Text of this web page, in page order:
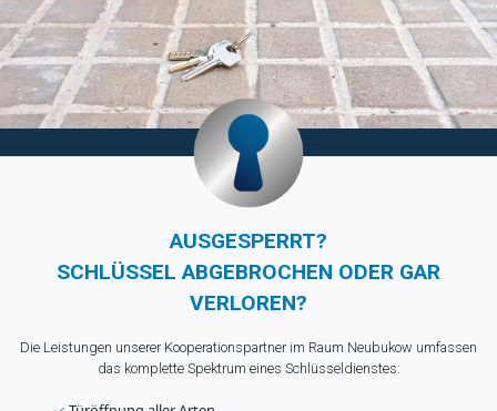
AUSGESPERRT?
SCHLÜSSEL ABGEBROCHEN ODER GAR
VERLOREN?
Die Leistungen unserer Kooperationspartner im Raum Neubukow umfassen
das komplette Spektrum eines Schlüsseldienstes: